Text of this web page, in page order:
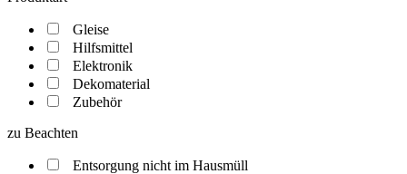
Gleise
Hilfsmittel
Elektronik
Dekomaterial
Zubehör
zu Beachten
Entsorgung nicht im Hausmüll